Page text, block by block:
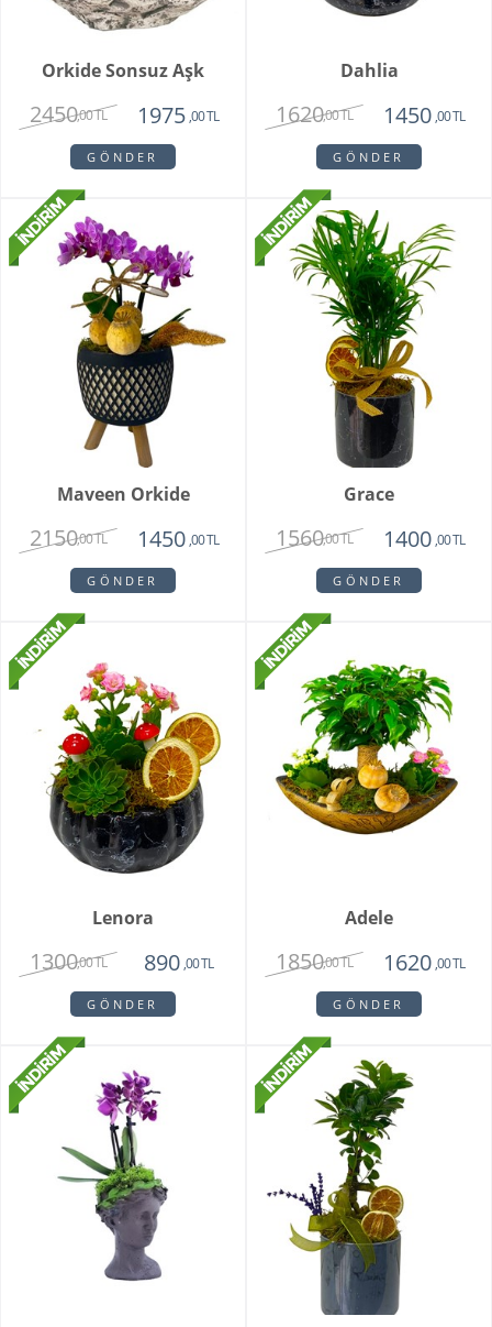
Orkide Sonsuz Aşk
2450,00 TL 1975 ,00 TL
GÖNDER
Dahlia
1620,00 TL 1450 ,00 TL
GÖNDER
Maveen Orkide
2150,00 TL 1450 ,00 TL
GÖNDER
Grace
1560,00 TL 1400 ,00 TL
GÖNDER
Lenora
1300,00 TL 890 ,00 TL
GÖNDER
Adele
1850,00 TL 1620 ,00 TL
GÖNDER